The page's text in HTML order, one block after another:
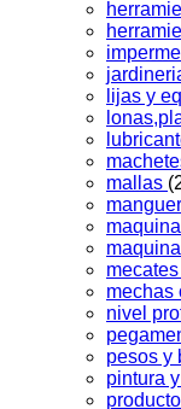
lijas y
mallas
mechas
nivel
pesos y
pintura